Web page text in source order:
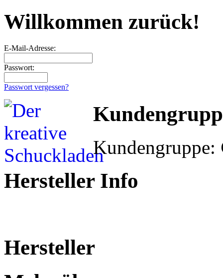
Willkommen zurück!
E-Mail-Adresse:
Passwort:
Passwort vergessen?
Kundengruppe:
Hersteller Info
Hersteller